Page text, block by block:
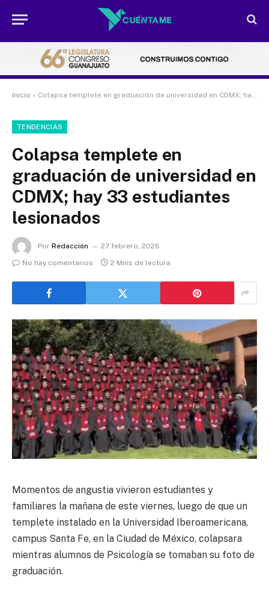
Inicio » Colapsa templete en graduación de universidad en CDMX; hay 33 estudiantes lesionados
TENDENCIAS
Colapsa templete en
graduación de universidad en
CDMX; hay 33 estudiantes
lesionados
Por Redacción
27 febrero, 2026
No hay comentarios
2 Mins de lectura
Momentos de angustia vivieron estudiantes y
familiares la mañana de este viernes, luego de que un
templete instalado en la Universidad Iberoamericana,
campus Santa Fe, en la Ciudad de México, colapsara
mientras alumnos de Psicología se tomaban su foto de
graduación.